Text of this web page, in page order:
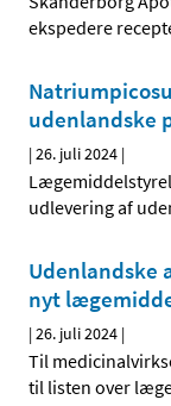
ekspedere
udenlandske
|26. juli 2024 |
udlevering af
Udenlandske
nyt
|26. juli 2024 |
Til
til listen over